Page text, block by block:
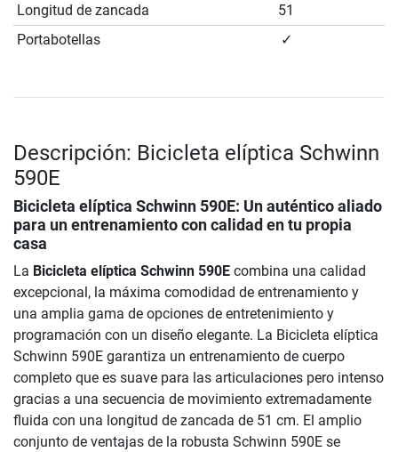
Longitud de zancada
51
Portabotellas
✓
Descripción: Bicicleta elíptica Schwinn
590E
Bicicleta elíptica Schwinn 590E: Un auténtico aliado
para un entrenamiento con calidad en tu propia
casa
La Bicicleta elíptica Schwinn 590E combina una calidad
excepcional, la máxima comodidad de entrenamiento y
una amplia gama de opciones de entretenimiento y
programación con un diseño elegante. La Bicicleta elíptica
Schwinn 590E garantiza un entrenamiento de cuerpo
completo que es suave para las articulaciones pero intenso
gracias a una secuencia de movimiento extremadamente
fluida con una longitud de zancada de 51 cm. El amplio
conjunto de ventajas de la robusta Schwinn 590E se